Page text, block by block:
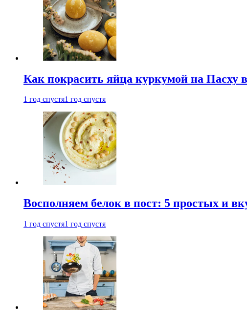
Как покрасить яйца куркумой на Пасху
1 год спустя1 год спустя
Восполняем белок в пост: 5 простых и
1 год спустя1 год спустя